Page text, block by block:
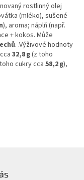
rostlinný olej
(mléko), sušené
), aroma; náplň (např.
+ kokos. Může
. .Výživové hodnoty
32,8 g(z toho
cukry cca58,2 g),